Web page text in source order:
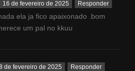
16 de fevereiro de 2025 Responder
ela ja fico apaixonado .bom
um pal no kkuu
de fevereiro de 2025 Responder